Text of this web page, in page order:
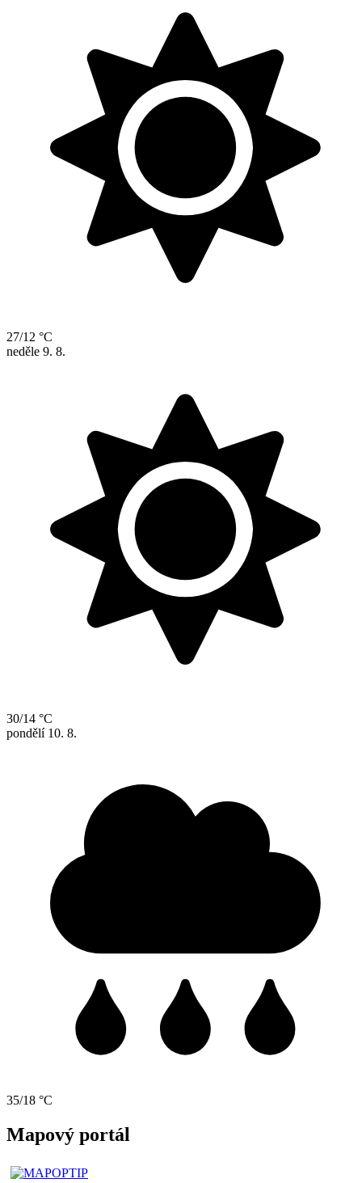
27/12 °C
neděle 9. 8.
30/14 °C
pondělí 10. 8.
35/18 °C
Mapový portál